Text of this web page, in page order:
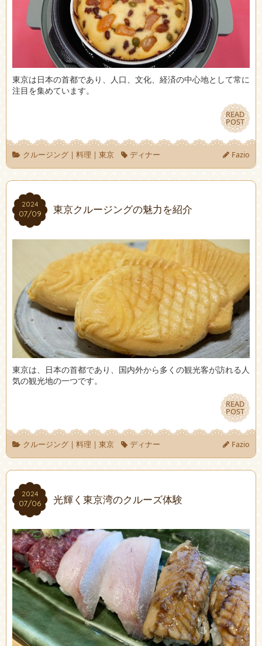
東京は日本の首都であり、人口、文化、経済の中心地として常に
注目を集めています。
READ
POST
READ
POST
クルージング| 料理 | 東京 ディナー Fazio
2024
07/09
2024
07/09 東京クルージングの魅力を紹介
東京は、日本の首都であり、国内外から多くの観光客が訪れる人
気の観光地の一つです。
READ
POST
READ
POST
クルージング| 料理 | 東京 ディナー Fazio
2024
07/06
2024
07/06 光輝く東京湾のクルーズ体験